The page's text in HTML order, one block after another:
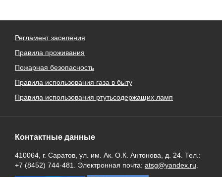
Регламент заселения
Правила проживания
Пожарная безопасность
Правила использования газа в быту
Правила использования ртутьсодержащих ламп
Контактные данные
410064, г. Саратов, ул. им. Ак. О.К. Антонова, д. 24. Тел.:
+7 (8452) 744-481. Электронная почта: atsg@yandex.ru.